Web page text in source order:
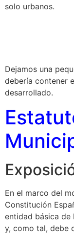
solo urbanos.
Dejamos una
debería contener
desarrollado.
En el marco del
Constitución
entidad básica
y, como tal, debe